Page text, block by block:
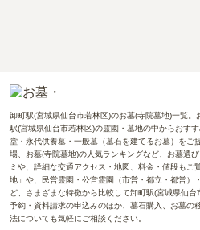
卸町駅(宮城県仙台市若林区)のお墓(寺院墓地)一覧。
駅(宮城県仙台市若林区)の霊園・墓地の中からおす
堂・永代供養墓・一般墓（墓石を建てるお墓）をご
場、お墓(寺院墓地)の人気ランキングなど、お墓選
ミや、詳細な交通アクセス・地図、料金・値段もご
地」や、民営霊園・公営霊園（市営・都立・都営）
ど、さまざまな特徴から比較して卸町駅(宮城県仙
予約・資料請求の申込みのほか、墓石購入、お墓の
法についても気軽にご相談ください。